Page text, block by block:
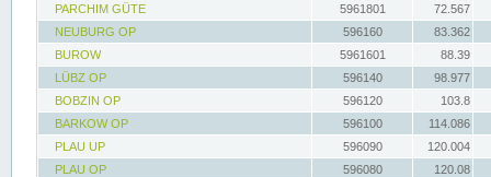
PARCHIM GÜTE
5961801
72.567
NEUBURG OP
596160
83.362
BUROW
5961601
88.39
LÜBZ OP
596140
98.977
BOBZIN OP
596120
103.8
BARKOW OP
596100
114.086
PLAU UP
596090
120.004
PLAU OP
596080
120.08